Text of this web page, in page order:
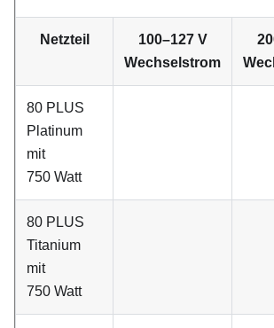
Netzteil
100–127 V
Wechselstrom
80 PLUS
Platinum
mit
750 Watt
80 PLUS
Titanium
mit
750 Watt